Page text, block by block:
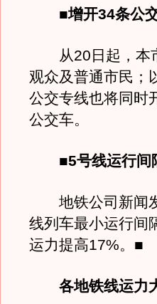
■增开34条公
从20日起，本市
观众及普通市民；
公交专线也将同时
公交车。
■5号线运行间
地铁公司新闻发
线列车最小运行间
运力提高17%。■
各地铁线运力